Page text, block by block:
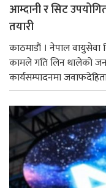
आम्दानी र सिट
तयारी
काठमाडाैं । नेपाल
कामले गति लिन थालेको
कार्यसम्पादनमा